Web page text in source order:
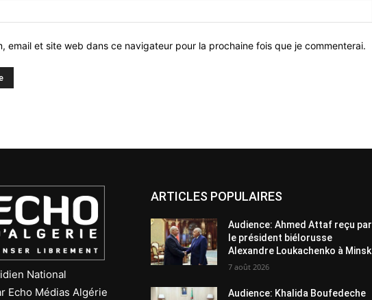
email et site web dans ce navigateur pour la prochaine fois que je commenterai.
National
Echo Médias Algérie
ARTICLES POPULAIRES
Audience: Ahmed Attaf reçu par
le président biélorusse
Alexandre Loukachenko à Minsk
7 août 2026
Audience: Khalida Boufedeche